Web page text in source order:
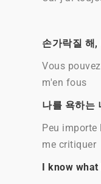
손가락질 해,
Vous
m'en fous
나를 욕하는
Peu importe
me critiquer
I know